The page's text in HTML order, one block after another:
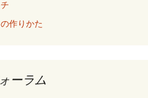
作りかた
ーラム